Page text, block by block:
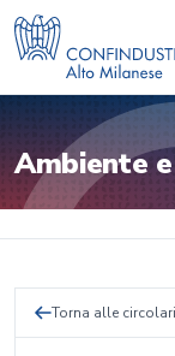
Ambiente
Torna alle circolari